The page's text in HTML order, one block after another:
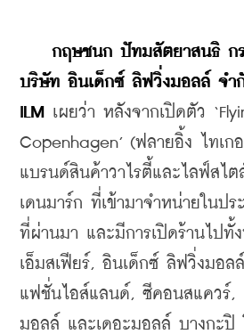
กฤษชนก ปัทมสัตยาสนธิ ก
บริษัท อินเด็กซ์ ลิฟวิ่งมอลล์ จำ
ILM เผยว่า หลังจากเปิดตัว
Copenhagen’ (ฟลายอิ้ง ไทเก
แบรนด์สินค้าวาไรตี้และไลฟ์สไต
เดนมาร์ก ที่เข้ามาจำหน่ายในปร
ที่ผ่านมา และมีการเปิดร้านไปทั้
เอ็มสเฟียร์, อินเด็กซ์ ลิฟวิ่งมอล
แฟชั่นไอส์แลนด์, ซีคอนสแควร์
มอลล์ และเดอะมอลล์ บางกะปิ